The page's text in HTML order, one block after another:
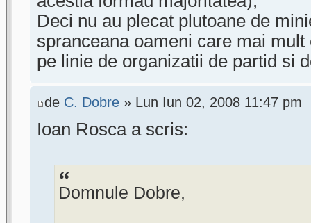
Deci nu au plecat plutoane de
spranceana oameni care mai
pe linie de organizatii de partid si
de C. Dobre » Lun Iun 02, 2008 11:47 pm
Ioan Rosca a scris:
Domnule Dobre,